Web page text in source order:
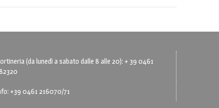
(da lunedì a sabato dalle 8 alle 20): + 39 0461
+39 0461 216070/71